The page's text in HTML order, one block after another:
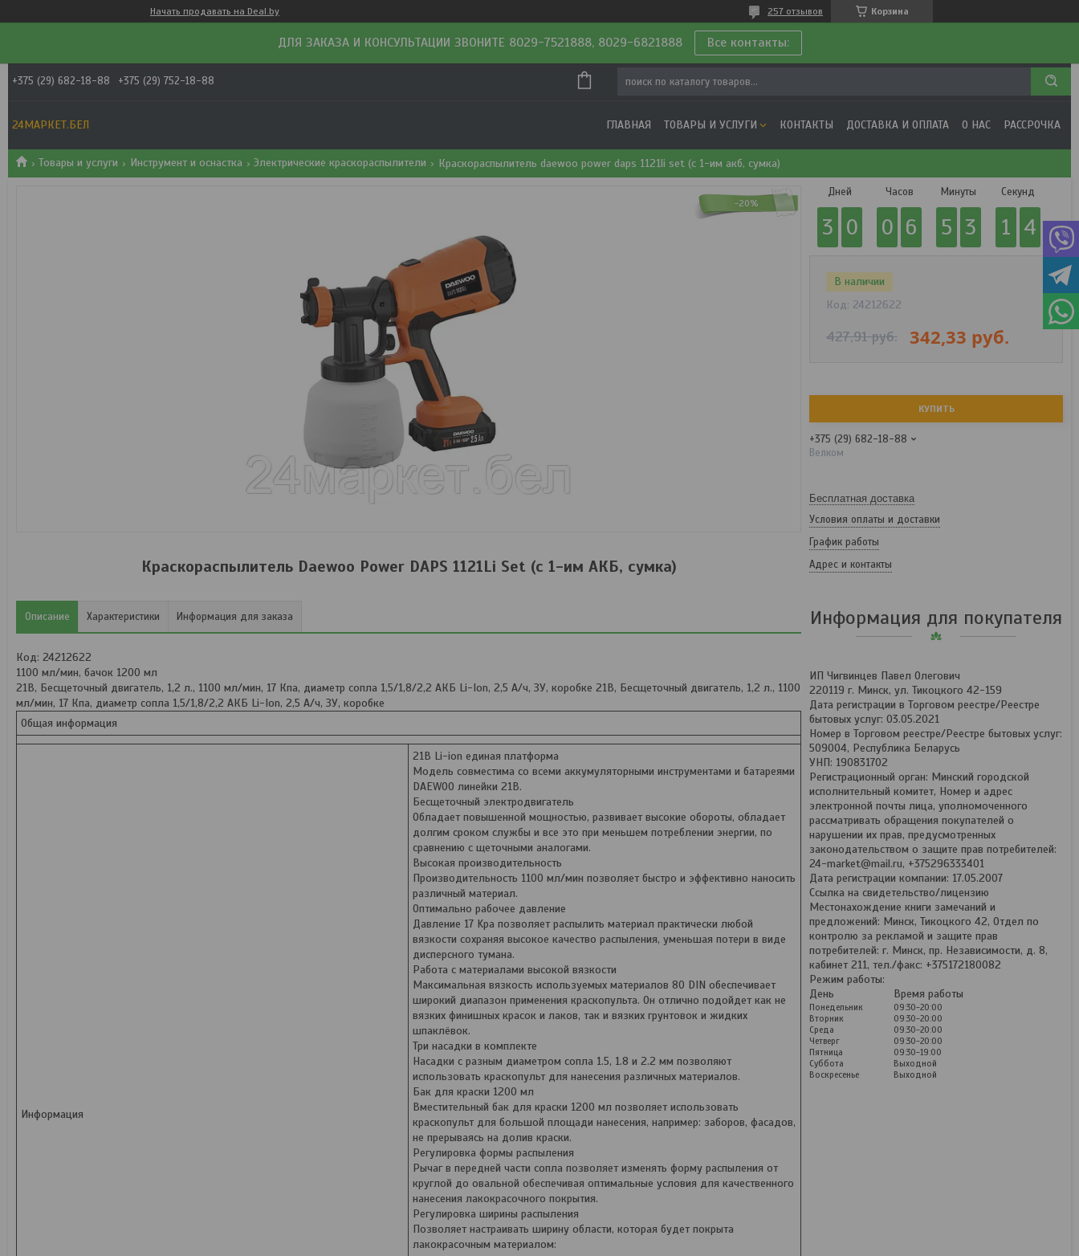
Начать продавать на Deal.by Корзина
257 отзывов
ДЛЯ ЗАКАЗА И КОНСУЛЬТАЦИИ ЗВОНИТЕ 8029-7521888, 8029-6821888 Все контакты:
+375 (29) 682-18-88 +375 (29) 752-18-88
24МАРКЕТ.БЕЛ ГЛАВНАЯ ТОВАРЫ И УСЛУГИ КОНТАКТЫ ДОСТАВКА И ОПЛАТА О НАС РАССРОЧКА
Товары и услуги Инструмент и оснастка Электрические краскораспылители Краскораспылитель daewoo power daps 1121li set (с 1-им акб, сумка)
-20%
Краскораспылитель Daewoo Power DAPS 1121Li Set (с 1-им АКБ, сумка)
Описание Характеристики Информация для заказа
Код: 24212622
1100 мл/мин, бачок 1200 мл
21В, Бесщеточный двигатель, 1,2 л., 1100 мл/мин, 17 Кпа, диаметр сопла 1,5/1,8/2,2 АКБ Li-Ion, 2,5 А/ч, ЗУ, коробке 21В, Бесщеточный двигатель, 1,2 л., 1100
мл/мин, 17 Кпа, диаметр сопла 1,5/1,8/2,2 АКБ Li-Ion, 2,5 А/ч, ЗУ, коробке
Общая информация
Информация
21В Li-ion единая платформа
Модель совместима со всеми аккумуляторными инструментами и батареями
DAEWOO линейки 21В.
Бесщеточный электродвигатель
Обладает повышенной мощностью, развивает высокие обороты, обладает
долгим сроком службы и все это при меньшем потреблении энергии, по
сравнению с щеточными аналогами.
Высокая производительность
Производительность 1100 мл/мин позволяет быстро и эффективно наносить
различный материал.
Оптимально рабочее давление
Давление 17 Kpa позволяет распылить материал практически любой
вязкости сохраняя высокое качество распыления, уменьшая потери в виде
дисперсного тумана.
Работа с материалами высокой вязкости
Максимальная вязкость используемых материалов 80 DIN обеспечивает
широкий диапазон применения краскопульта. Он отлично подойдет как не
вязких финишных красок и лаков, так и вязких грунтовок и жидких
шпаклёвок.
Три насадки в комплекте
Насадки с разным диаметром сопла 1.5, 1.8 и 2.2 мм позволяют
использовать краскопульт для нанесения различных материалов.
Бак для краски 1200 мл
Вместительный бак для краски 1200 мл позволяет использовать
краскопульт для большой площади нанесения, например: заборов, фасадов,
не прерываясь на долив краски.
Регулировка формы распыления
Рычаг в передней части сопла позволяет изменять форму распыления от
круглой до овальной обеспечивая оптимальные условия для качественного
нанесения лакокрасочного покрытия.
Регулировка ширины распыления
Позволяет настраивать ширину области, которая будет покрыта
лакокрасочным материалом:
Дней
3 0
Часов
0 6
Минуты
5 3
Секунд
1 3
В наличии
Код: 24212622
427,91руб. 342,33 руб.
КУПИТЬ
+375 (29) 682-18-88
Велком
Бесплатная доставка
Условия оплаты и доставки
График работы
Адрес и контакты
Информация для покупателя
ИП Чигвинцев Павел Олегович
220119 г. Минск, ул. Тикоцкого 42-159
Дата регистрации в Торговом реестре/Реестре
бытовых услуг: 03.05.2021
Номер в Торговом реестре/Реестре бытовых услуг:
509004, Республика Беларусь
УНП: 190831702
Регистрационный орган: Минский городской
исполнительный комитет, Номер и адрес
электронной почты лица, уполномоченного
рассматривать обращения покупателей о
нарушении их прав, предусмотренных
законодательством о защите прав потребителей:
24-market@mail.ru, +375296333401
Дата регистрации компании: 17.05.2007
Ссылка на свидетельство/лицензию
Местонахождение книги замечаний и
предложений: Минск, Тикоцкого 42, Отдел по
контролю за рекламой и защите прав
потребителей: г. Минск, пр. Независимости, д. 8,
кабинет 211, тел./факс: +375172180082
Режим работы:
День
Время работы
Понедельник
09:30-20:00
Вторник
09:30-20:00
Среда
09:30-20:00
Четверг
09:30-20:00
Пятница
09:30-19:00
Суббота
Выходной
Воскресенье
Выходной